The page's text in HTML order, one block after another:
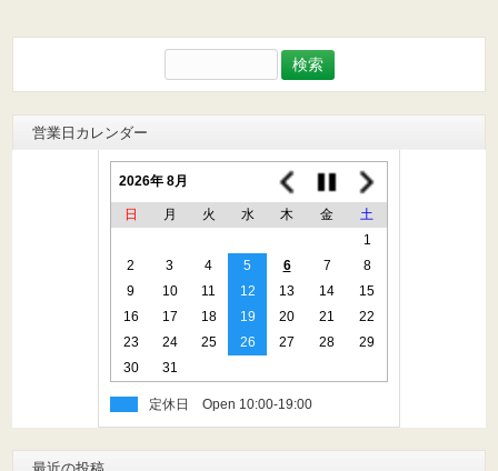
索:
営業日カレンダー
2026年 8月
日 月 火 水 木 金
土
1
2
3 4 5 6 7
8
9
10 11 12 13 14
15
16
17 18 19 20 21
22
23
24 25 26 27 28
29
30
31
定休日